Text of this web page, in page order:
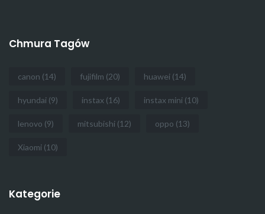
Chmura Tagów
canon (14) fujifilm (20) huawei (14)
hyundai (9) instax (16) instax mini (10)
lenovo (9) mitsubishi (12) oppo (13)
Xiaomi (10)
Kategorie